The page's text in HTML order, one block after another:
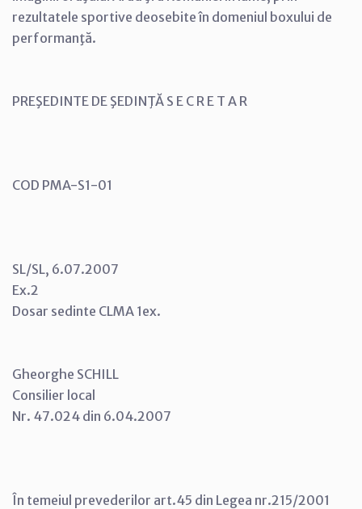
rezultatele sportive deosebite în domeniul boxului de
performanţă.
PREŞEDINTE DE ŞEDINŢĂ S E C R E T A R
COD PMA-S1-01
SL/SL, 6.07.2007
Ex.2
Dosar sedinte CLMA 1ex.
Gheorghe SCHILL
Consilier local
Nr. 47.024 din 6.04.2007
În temeiul prevederilor art.45 din Legea nr.215/2001